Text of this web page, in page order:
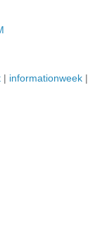
| informationweek|